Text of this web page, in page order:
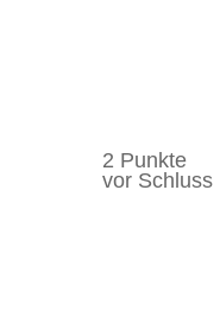
2 Punkte
vor Schluss